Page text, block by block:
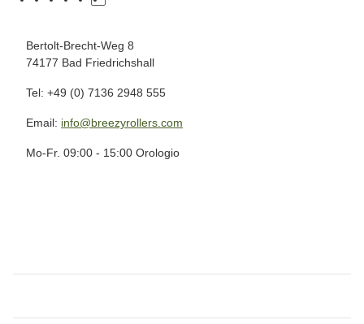
Bertolt-Brecht-Weg 8
74177 Bad Friedrichshall
Tel: +49 (0) 7136 2948 555
Email: info@breezyrollers.com
Mo-Fr. 09:00 - 15:00 Orologio